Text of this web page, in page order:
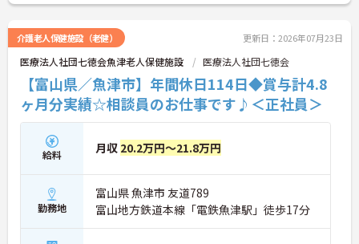
に詳細をご案内しますのでお気軽にご相談くださ
介護老人保健施設（老健） 更新日：2026年07月23日
医療法人社団七徳会魚津老人保健施設 医療法人社団七徳会
【富山県／魚津市】年間休日114日◆賞与計4.8
ヶ月分実績☆相談員のお仕事です♪＜正社員＞
給料 月収 20.2万円～21.8万円
勤務地
富山県 魚津市 友道789
富山地方鉄道本線「電鉄魚津駅」徒歩17分